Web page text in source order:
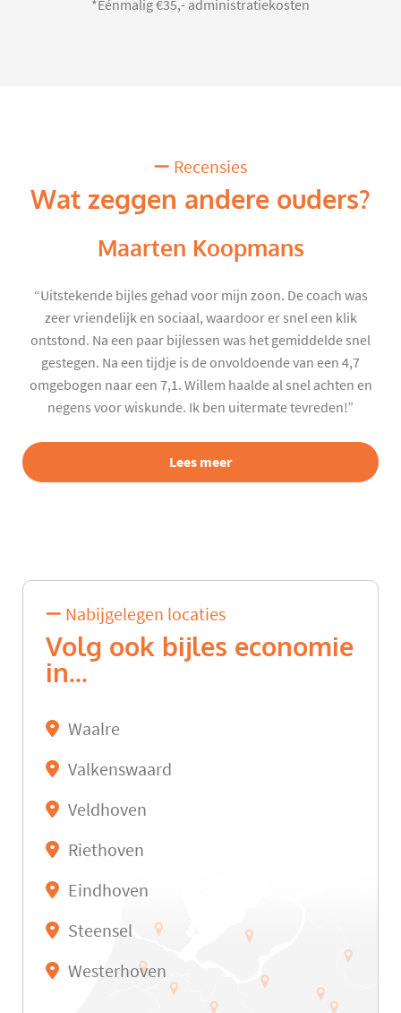
*Eénmalig €35,- administratiekosten
Recensies
Wat zeggen andere ouders?
Maarten Koopmans
“Uitstekende bijles gehad voor mijn zoon. De coach was
zeer vriendelijk en sociaal, waardoor er snel een klik
ontstond. Na een paar bijlessen was het gemiddelde snel
gestegen. Na een tijdje is de onvoldoende van een 4,7
omgebogen naar een 7,1. Willem haalde al snel achten en
negens voor wiskunde. Ik ben uitermate tevreden!”
Lees meer
Nabijgelegen locaties
Volg ook bijles economie
in...
Waalre
Valkenswaard
Veldhoven
Riethoven
Eindhoven
Steensel
Westerhoven